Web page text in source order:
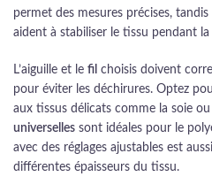
permet des mesures précises,
aident à stabiliser le tissu pendant la
L’aiguille et le fil choisis doivent
pour éviter les déchirures. Optez
aux tissus délicats comme la soie ou
universelles sont idéales pour le
avec des réglages ajustables est
différentes épaisseurs du tissu.